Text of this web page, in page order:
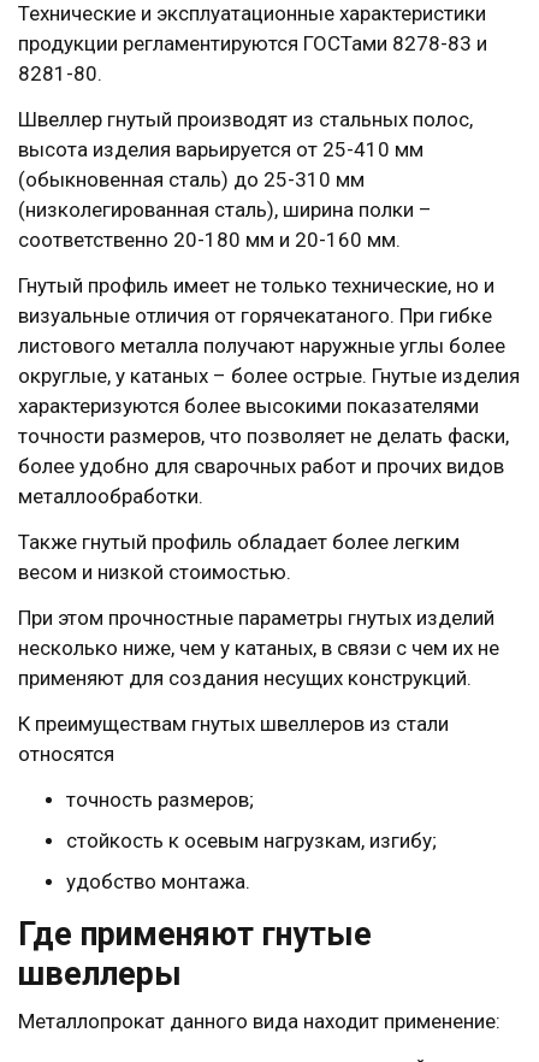
Технические и эксплуатационные характеристики
продукции регламентируются ГОСТами 8278-83 и
8281-80.
Швеллер гнутый производят из стальных полос,
высота изделия варьируется от 25-410 мм
(обыкновенная сталь) до 25-310 мм
(низколегированная сталь), ширина полки –
соответственно 20-180 мм и 20-160 мм.
Гнутый профиль имеет не только технические, но и
визуальные отличия от горячекатаного. При гибке
листового металла получают наружные углы более
округлые, у катаных – более острые. Гнутые изделия
характеризуются более высокими показателями
точности размеров, что позволяет не делать фаски,
более удобно для сварочных работ и прочих видов
металлообработки.
Также гнутый профиль обладает более легким
весом и низкой стоимостью.
При этом прочностные параметры гнутых изделий
несколько ниже, чем у катаных, в связи с чем их не
применяют для создания несущих конструкций.
К преимуществам гнутых швеллеров из стали
относятся
точность размеров;
стойкость к осевым нагрузкам, изгибу;
удобство монтажа.
Где применяют гнутые
швеллеры
Металлопрокат данного вида находит применение: